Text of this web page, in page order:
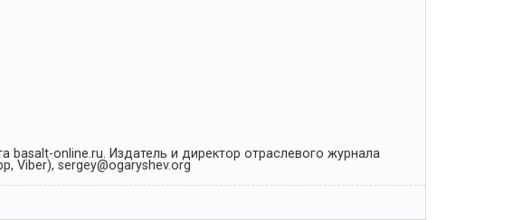
basalt-online.ru. Издатель и директор отраслевого журнала
Viber), sergey@ogaryshev.org